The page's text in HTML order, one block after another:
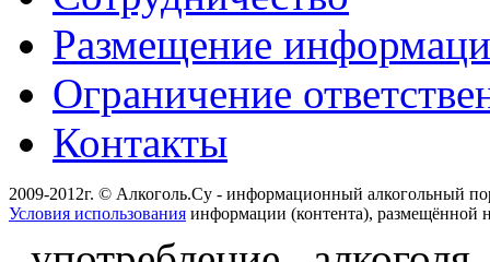
Размещение
Ограничение
Контакты
2009-2012г. © Алкоголь.Су - информационный алкогольный
Условия использования информации (контента), размещённой